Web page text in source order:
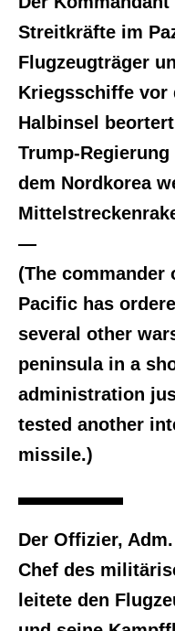
Streitkräfte im
Flugzeugträger
Kriegsschiffe vor
Halbinsel
Trump-
dem Nordkorea
—
(The commander
Pacific has
several other
peninsula in a
administration
tested another
missile.)
Der Offizier,
Chef des
leitete den